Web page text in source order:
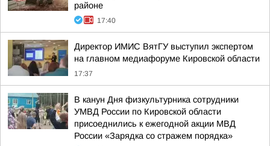
районе
17:40
Директор ИМИС ВятГУ выступил экспертом
на главном медиафоруме Кировской области
17:37
В канун Дня физкультурника сотрудники
УМВД России по Кировской области
присоеднились к ежегодной акции МВД
России «Зарядка со стражем порядка»